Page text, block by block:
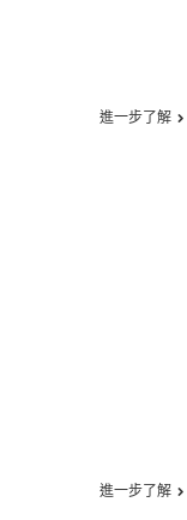
進一步了解
進一步了解